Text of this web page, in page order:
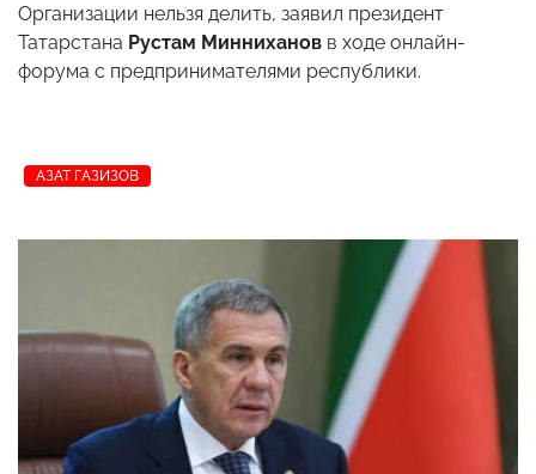
Организации нельзя делить, заявил президент
Татарстана Рустам Минниханов в ходе онлайн-
форума с предпринимателями республики.
АЗАТ ГАЗИЗОВ